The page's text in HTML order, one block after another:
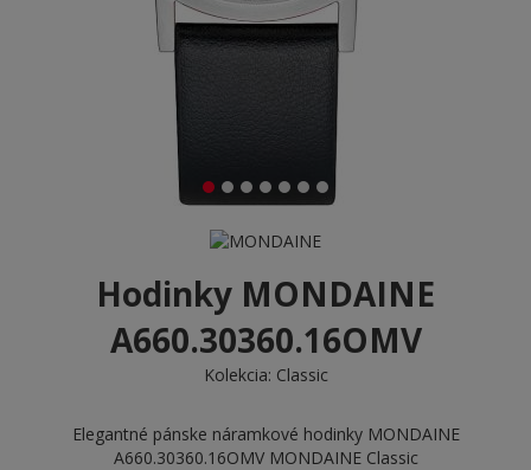
Hodinky MONDAINE
A660.30360.16OMV
Kolekcia: Classic
Elegantné pánske náramkové hodinky MONDAINE
A660.30360.16OMV MONDAINE Classic